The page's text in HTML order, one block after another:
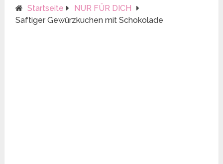
Startseite
NUR FÜR DICH
Saftiger Gewürzkuchen mit Schokolade